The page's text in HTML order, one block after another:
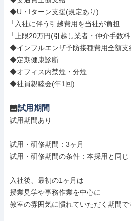
◆U・Iターン支援(規定あり)
└入社に伴う引越費用を当社が負担
└上限20万円(引越し業者・仲介手数
◆インフルエンザ予防接種費用全額支
◆定期健康診断
◆オフィス内禁煙・分煙
◆社員親睦会(年1回)
試用期間
試用期間あり
試用・研修期間：3ヶ月
試用・研修期間の条件：本採用と同じ
入社後、最初の1ヶ月は
授業見学や事務作業を中心に
教室の雰囲気に慣れていただく期間で